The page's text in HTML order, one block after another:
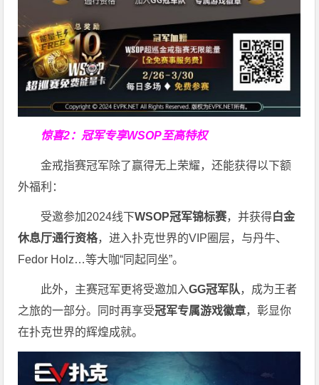
惊喜2：冠军专享WSOP至高特权
金戒指赛冠军除了赢得无上荣耀，还能获得以下额
外福利：
受邀参加2024线下WSOP冠军锦标赛，并获得白金
休息厅通行资格，进入扑克世界的VIP圈层，与丹牛、
Fedor Holz…等大咖“同起同坐”。
此外，主赛冠军更将受邀加入GG冠军队，成为王者
之旅的一部分。同时再享受冠军专属游戏徽章，彰显你
在扑克世界的辉煌成就。